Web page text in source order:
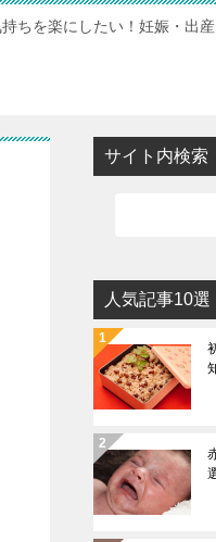
ちを楽にしたい！妊娠・出
サイト内検索
人気記事10選